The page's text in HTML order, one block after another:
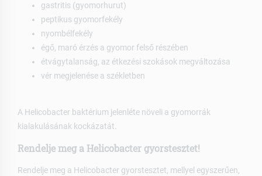
gastritis (gyomorhurut)
peptikus gyomorfekély
nyombélfekély
égő, maró érzés a gyomor felső részében
étvágytalanság, az étkezési szokások megváltozása
vér megjelenése a székletben
A Helicobacter baktérium jelenléte növeli a gyomorrák
kialakulásának kockázatát.
Rendelje meg a Helicobacter gyorstesztet!
Rendelje meg a Helicobacter gyorstesztet, mellyel egyszerűen,